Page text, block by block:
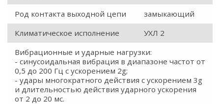
Род контакта выходной цепи
замыкающий
Климатическое исполнение
УХЛ 2
Вибрационные и ударные нагрузки:
- синусоидальная вибрация в диапазоне частот от
0,5 до 200 Гц с ускорением 2g;
- удары многократного действия с ускорением 3g
и длительностью действия ударного ускорения
от 2 до 20 мс.